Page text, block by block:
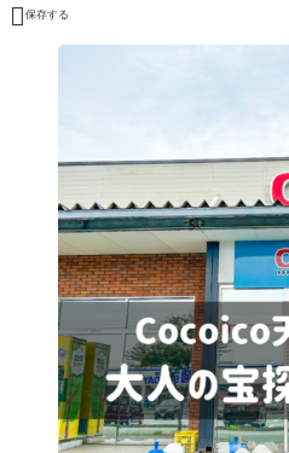
 保存する